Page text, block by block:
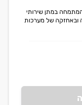
במתן שירותי
ובאחזקה של מערכות